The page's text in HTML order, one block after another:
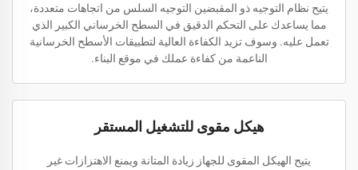
يتيح نظام التوجيه ذو المقبضين التوجيه السلس من اتجاهات متعددة،
مما يساعدك على التحكم الدقيق في السطح الخرساني الكبير الذي
تعمل عليه. وسوف تزيد الكفاءة العالية لتطبيقات الأسطح الخرسانية
الناعمة من كفاءة عملك في موقع البناء.
هيكل مقوى للتشغيل المستقر
يتيح الهيكل المقوى للجهاز زيادة المتانة ويمنع الاهتزازات غير